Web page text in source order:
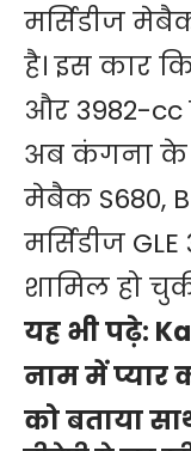
मर्सिडीज
है। इस कार
और 3982-cc
अब कंगना के
मेबैक S680,
मर्सिडीज
शामिल हो
यह भी पढ़े:
नाम में प्यार
को बताया